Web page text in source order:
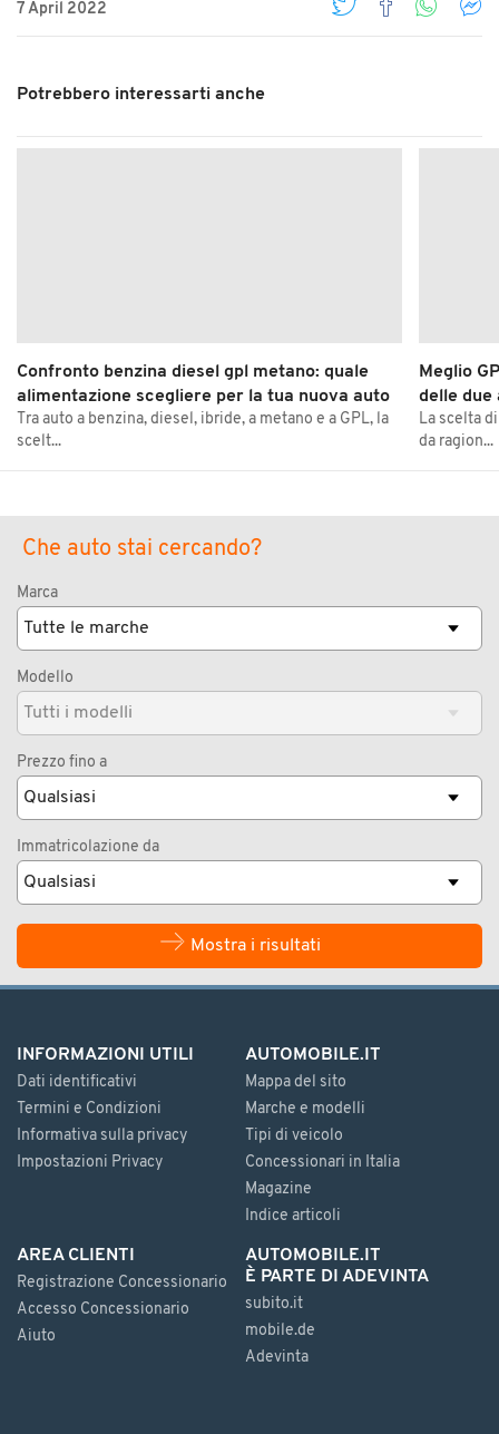
7 April 2022
Potrebbero interessarti anche
Confronto benzina diesel gpl metano: quale
alimentazione scegliere per la tua nuova auto
Tra auto a benzina, diesel, ibride, a metano e a GPL, la
scelt...
Meglio
delle due
La scelta
da ragion...
Che auto stai cercando?
Marca
Modello
Prezzo fino a
Immatricolazione da
Mostra i risultati
INFORMAZIONI UTILI
Dati identificativi
Termini e Condizioni
Informativa sulla privacy
Impostazioni Privacy
AUTOMOBILE.IT
Mappa del sito
Marche e modelli
Tipi di veicolo
Concessionari in Italia
Magazine
Indice articoli
AREA CLIENTI
Registrazione Concessionario
Accesso Concessionario
Aiuto
AUTOMOBILE.IT
È PARTE DI ADEVINTA
subito.it
mobile.de
Adevinta